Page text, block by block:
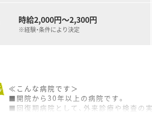
時給2,000円～2,300円
※経験・条件により決定
≪こんな病院です＞
■開院から30年以上の病院です。
■回復期病院として、外来診療や検査の